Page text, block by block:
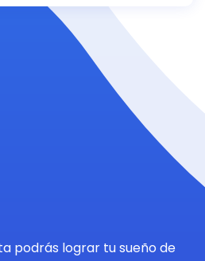
podrás lograr tu sueño de